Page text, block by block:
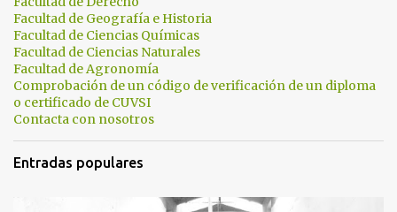
r
i
o
s
Facultad de Geografía e Historia
Facultad de Ciencias Químicas
Facultad de Ciencias Naturales
Facultad de Agronomía
Comprobación de un código de verificación de un diploma
o certificado de CUVSI
Contacta con nosotros
Entradas populares